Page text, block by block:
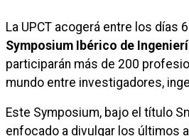
La UPCT acogerá entre los días
Symposium Ibérico de
participarán más de 200
mundo entre investigadores,
Este Symposium, bajo el título
enfocado a divulgar los últimos